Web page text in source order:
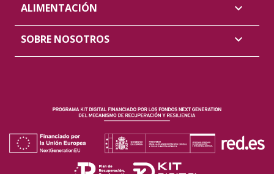
ALIMENTACIÓN 
SOBRE NOSOTROS 